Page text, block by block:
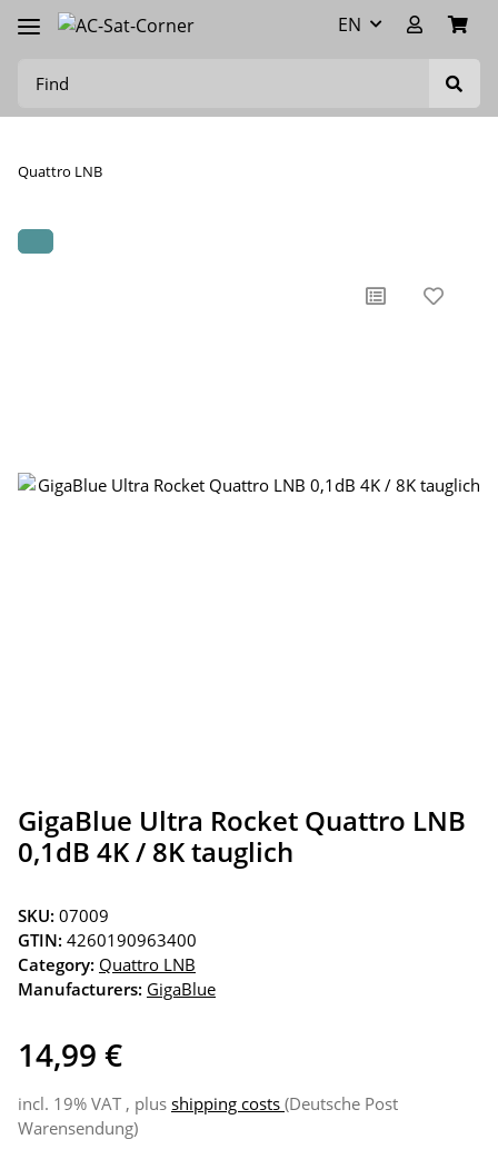
EN
Quattro LNB
GigaBlue Ultra Rocket Quattro LNB
0,1dB 4K / 8K tauglich
SKU: 07009
GTIN: 4260190963400
Category: Quattro LNB
Manufacturers: GigaBlue
14,99 €
incl. 19% VAT , plus shipping costs (Deutsche Post
Warensendung)